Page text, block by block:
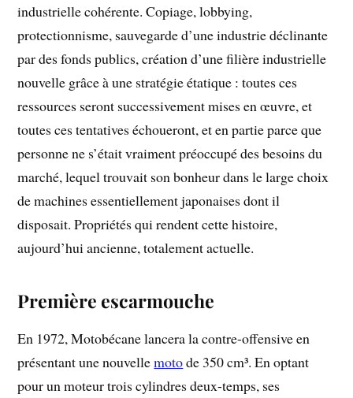
industrielle cohérente. Copiage, lobbying,
protectionnisme, sauvegarde d’une industrie déclinante
par des fonds publics, création d’une filière industrielle
nouvelle grâce à une stratégie étatique : toutes ces
ressources seront successivement mises en œuvre, et
toutes ces tentatives échoueront, et en partie parce que
personne ne s’était vraiment préoccupé des besoins du
marché, lequel trouvait son bonheur dans le large choix
de machines essentiellement japonaises dont il
disposait. Propriétés qui rendent cette histoire,
aujourd’hui ancienne, totalement actuelle.
Première escarmouche
En 1972, Motobécane lancera la contre-offensive en
présentant une nouvellemotode 350 cm³. En optant
pour un moteur trois cylindres deux-temps, ses